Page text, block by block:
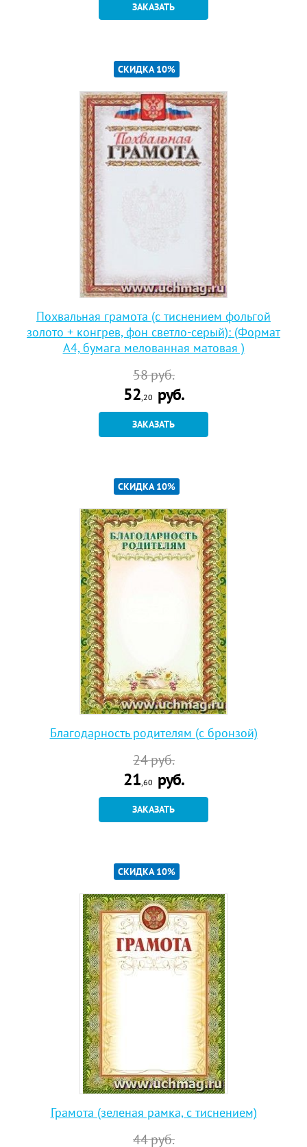
ЗАКАЗАТЬ
СКИДКА 10%
Похвальная грамота (с тиснением фольгой
золото + конгрев, фон светло-серый): (Формат
А4, бумага мелованная матовая )
58руб.
52,20 руб.
ЗАКАЗАТЬ
СКИДКА 10%
Благодарность родителям (с бронзой)
24руб.
21,60 руб.
ЗАКАЗАТЬ
СКИДКА 10%
Грамота (зеленая рамка, с тиснением)
44руб.